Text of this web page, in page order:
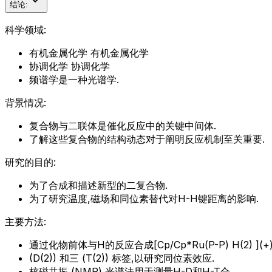
结论:
科学领域:
有机金属化学 有机金属化学
协调化学 协调化学
频谱学是一种光谱学.
背景情况:
复合物与二联体是催化反应中的关键中间体.
了解这些复合物的结构动态对于阐明反应机制至关重要.
研究的目的:
为了合成和描述新型的二复合物.
为了研究温度,磁场和同位素替代对H-H键距离的影响.
主要方法:
通过化物前体与H的反应合成[Cp/Cp*Ru(P-P) H(2)
(D(2)) 和三 (T(2)) 标签,以研究同位素效应.